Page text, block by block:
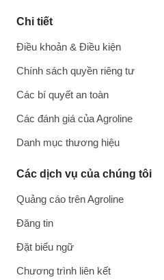
Chi tiết
Điều khoản & Điều kiện
Chính sách quyền riêng tư
Các bí quyết an toàn
Các đánh giá của Agroline
Danh mục thương hiệu
Các dịch vụ của chúng tôi
Quảng cáo trên Agroline
Đăng tin
Đặt biểu ngữ
Chương trình liên kết